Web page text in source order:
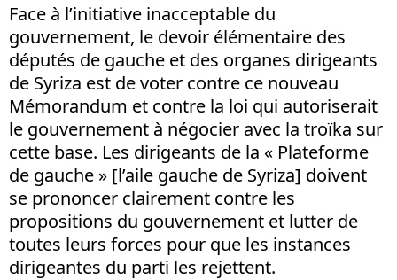
Face à l’initiative inacceptable du
gouvernement, le devoir élémentaire des
députés de gauche et des organes dirigeants
de Syriza est de voter contre ce nouveau
Mémorandum et contre la loi qui autoriserait
le gouvernement à négocier avec la troïka sur
cette base. Les dirigeants de la « Plateforme
de gauche » [l’aile gauche de Syriza] doivent
se prononcer clairement contre les
propositions du gouvernement et lutter de
toutes leurs forces pour que les instances
dirigeantes du parti les rejettent.